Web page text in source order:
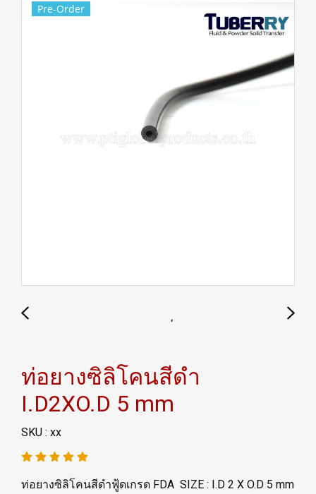
Pre-Order
ท่อยางซิลิโคนสีดำ
I.D2XO.D 5 mm
SKU : xx
ท่อยางซิลิโคนสีดำฟู้ดเกรด FDA SIZE : I.D 2 X O.D 5 mm